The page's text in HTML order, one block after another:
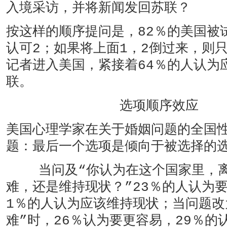
入境采访，并将新闻发回苏联？
按这样的顺序提问是，82％的美国
认可2；如果将上面1，2倒过来，则
记者进入美国，紧接着64％的人认为
联。
选项顺序效应
美国心理学家在关于婚姻问题的全国
题：最后一个选项是倾向于被选择的
当问及“你认为在这个国家里，离
难，还是维持现状？”23％的人认为
1％的人认为应该维持现状；当问题
难”时，26％认为要更容易，29％的